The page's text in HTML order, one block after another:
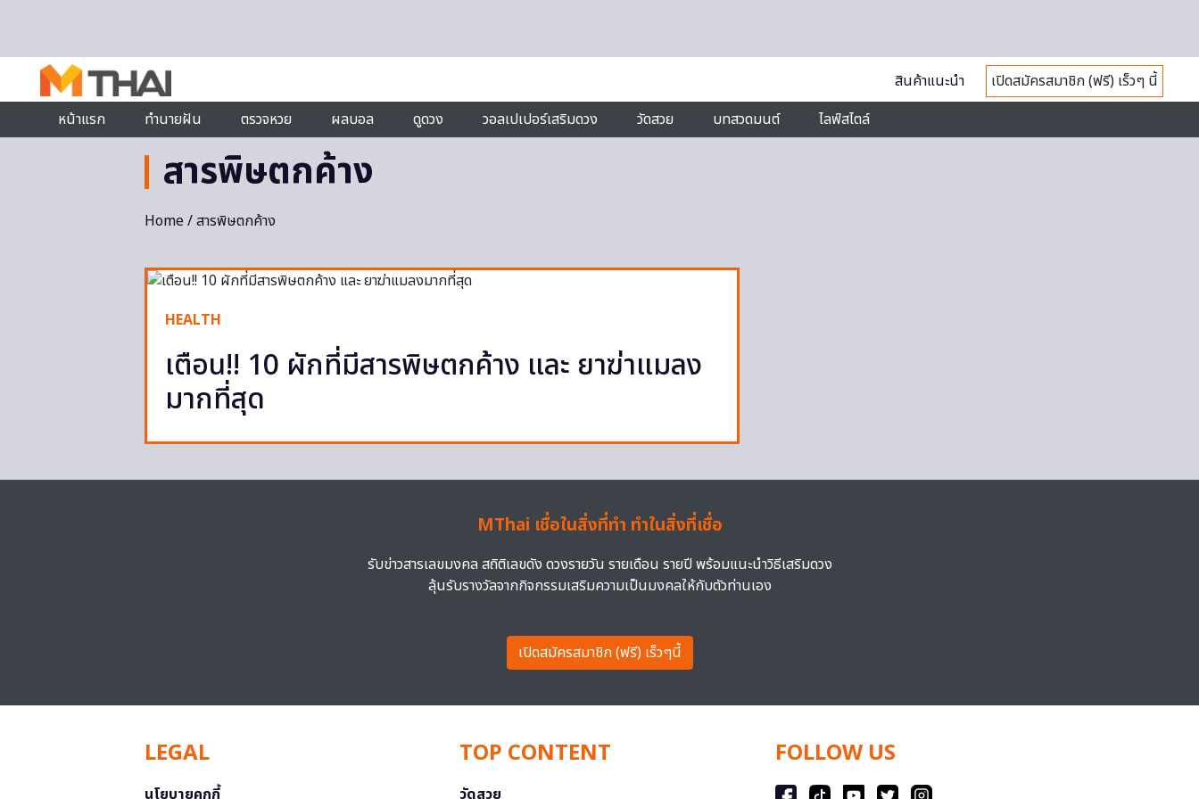
สินค้าแนะนำ
เปิดสมัครสมาชิก (ฟรี) เร็วๆ นี้
หน้าแรก
ทำนายฝัน ตรวจหวย ผลบอล ดูดวง วอลเปเปอร์เสริมดวง วัดสวย บทสวดมนต์ ไลฟ์สไตล์
สารพิษตกค้าง
Home/ สารพิษตกค้าง
HEALTH
เตือน!! 10 ผักที่มีสารพิษตกค้าง และ ยาฆ่าแมลง
มากที่สุด
MThai เชื่อในสิ่งที่ทำ ทำในสิ่งที่เชื่อ
รับข่าวสารเลขมงคล สถิติเลขดัง ดวงรายวัน รายเดือน รายปี พร้อมแนะนำวิธีเสริมดวง
ลุ้นรับรางวัลจากกิจกรรมเสริมความเป็นมงคลให้กับตัวท่านเอง
เปิดสมัครสมาชิก (ฟรี) เร็วๆนี้
LEGAL
นโยบายคุกกี้
TOP CONTENT
วัดสวย
FOLLOW US